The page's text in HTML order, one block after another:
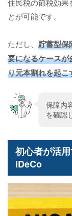
住民税の節税効果
とが可能です。
ただし、 貯蓄型保
要になるケース
り元本割れを起こ
保障内
を確認
初心者が活
iDeCo